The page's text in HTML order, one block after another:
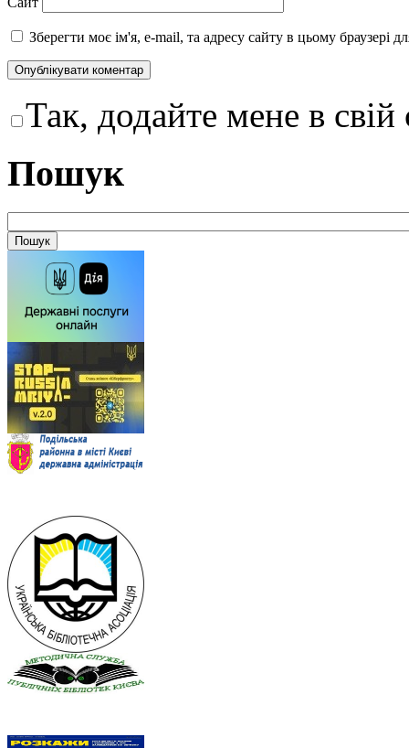
Зберегти моє ім'я, e-mail, та адресу сайту в цьому браузері
Так, додайте мене в
Пошук